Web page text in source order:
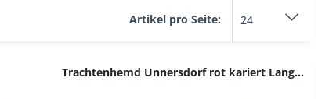
Artikel pro Seite:
Trachtenhemd Unnersdorf rot kariert Langarm...